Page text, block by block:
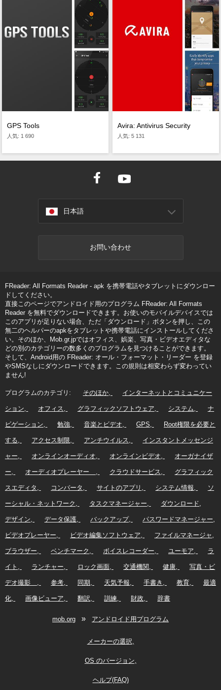
GPS Tools
人気: 1 690
Avira: Antivirus Security
人気: 5 131
日本語
お問い合わせ
FReader: All Formats Reader - apk を携帯電話やタブレットにダウンロー
ドしてください。
直接このページでアンドロイド用のプログラム FReader: All Formats
Reader を無料でダウンロードできます。お使いのモバイルデバイスでは
このアプリが足りない場合、ただ「ダウンロード」ボタンを押し、この
無二のヘルパーのapkをタブレットや携帯電話にインストールしてくださ
い。そのほか、Mob.gr.jpではオフィス、娯楽、写真・ビデオエディタな
どの別のカテゴリーの数多くのプログラムを見つけることができます。
そして、Android用の FReader: オール・フォーマット・リーダー を登録
やSMSなしにダウンロードできます。この規則は相変わらず変わってい
ません!
プログラムのカテゴリ: そのほか インターネットとコミュニケー
ション オフィス グラフィックソフトウェア システム ナ
ビゲーション 勉強 音楽とビデオ GPS Root権限を必要と
する アクセス制限 アンチウイルス インスタントメッセンジ
ャー オンラインオーディオ オンラインビデオ オーガナイザ
ー オーディオプレーヤー クラウドサービス グラフィック
スエディタ コンバータ サイトのアプリ システム情報 ソ
ーシャル・ネットワーク タスクマネージャー ダウンロード
デザイン データ保護 バックアップ パスワードマネージャー
ビデオプレーヤー ビデオ編集ソフトウェア ファイルマネージャ
ブラウザー ベンチマーク ボイスレコーダー ユーモア ラ
イト ランチャー ロック画面 交通機関 健康 写真・ビ
デオ撮影 参考 同期 天気予報 手書き 教育 最適
化 画像ビューア 翻訳 訓練 財政 辞書
mob.org » アンドロイド用プログラム
メーカーの選択
OS のバージョン
ヘルプ(FAQ)